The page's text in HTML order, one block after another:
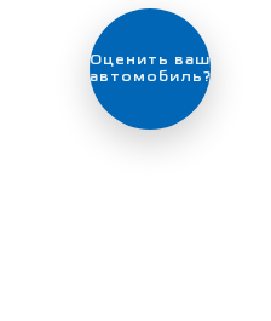
обмен
автомобиля